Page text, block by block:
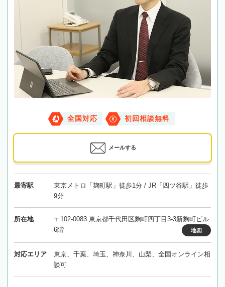
全国対応 初回相談無料
メールする
最寄駅
東京メトロ「麹町駅」徒歩1分 / JR「四ツ谷駅」徒歩
9分
所在地
〒102-0083 東京都千代田区麴町四丁目3-3新麴町ビル
6階
地図
対応エリア
東京、千葉、埼玉、神奈川、山梨、全国オンライン相
談可